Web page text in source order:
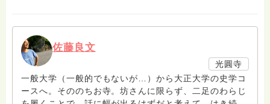
佐藤良文
光圓寺
一般大学（一般的でもないが…）から大正大学の史学コ
ースへ。そののちお寺。坊さんに限らず、二足のわらじ